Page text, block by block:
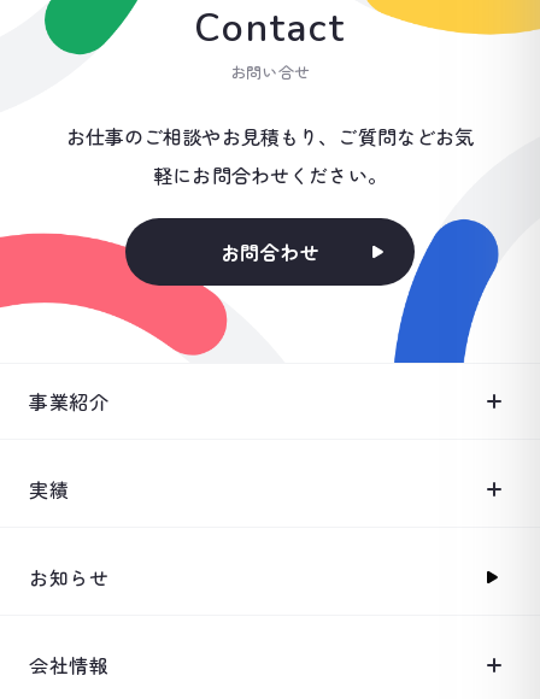
Contact
お問い合せ
お仕事のご相談やお見積もり、ご質問などお気
軽にお問合わせください。
お問合わせ
事業紹介
実績
お知らせ
会社情報